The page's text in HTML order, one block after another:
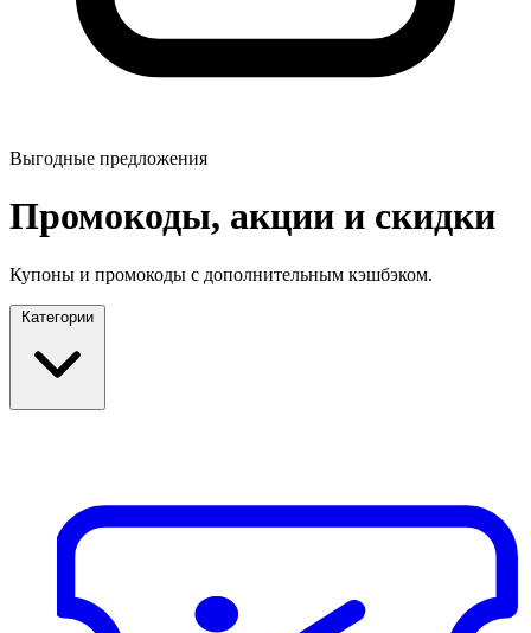
Выгодные предложения
Промокоды, акции и скидки
Купоны и промокоды с дополнительным кэшбэком.
Категории